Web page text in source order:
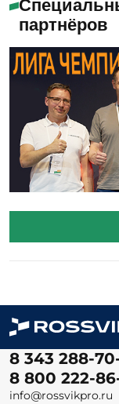
партнёров
8 343 288-
8 800 222-
info@rossvikpro.ru